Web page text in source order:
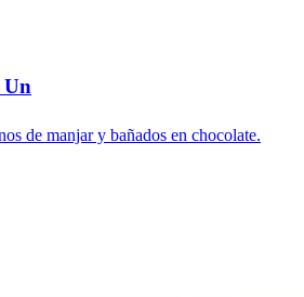
Un
de manjar y bañados en chocolate.